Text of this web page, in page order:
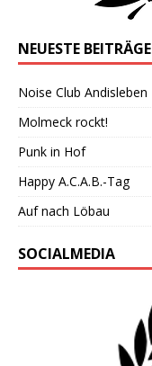
NEUESTE BEITRÄGE
Noise Club Andisleben
Molmeck rockt!
Punk in Hof
Happy A.C.A.B.-Tag
Auf nach Löbau
SOCIALMEDIA